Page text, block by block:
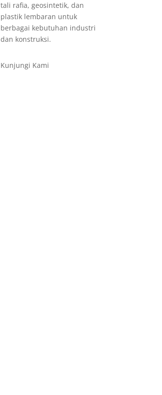
tali rafia, geosintetik, dan
plastik lembaran untuk
berbagai kebutuhan industri
dan konstruksi.
Kunjungi Kami